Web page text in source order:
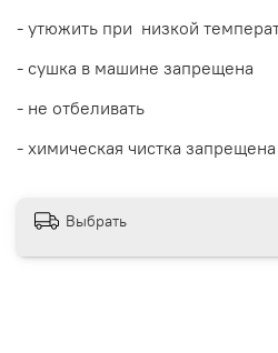
- утюжить при низкой
- сушка в машине запрещена
- не отбеливать
- химическая чистка запрещена
Выбрать